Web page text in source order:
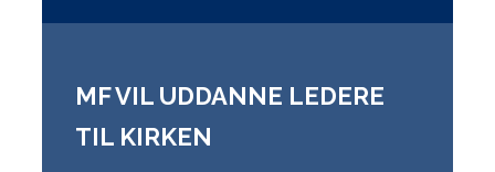
MF VIL UDDANNE LEDERE
TIL KIRKEN